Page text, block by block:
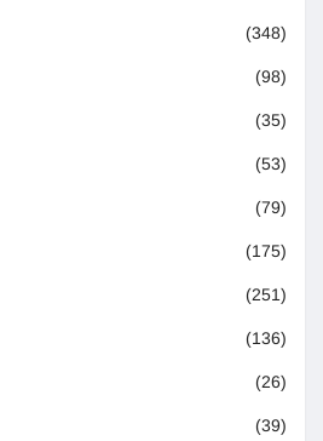
(348)
(98)
(35)
(53)
(79)
(175)
(251)
(136)
(26)
(39)